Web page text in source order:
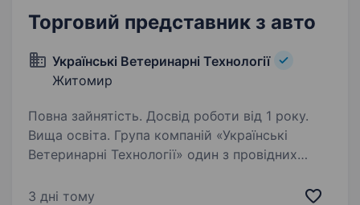
Торговий представник з авто
Українські Ветеринарні Технології
Житомир
Повна зайнятість. Досвід роботи від 1 року.
Вища освіта. Група компаній «Українські
Ветеринарні Технології» один з провідних
ветеринарних препаратів та продуктів для
3 дні тому